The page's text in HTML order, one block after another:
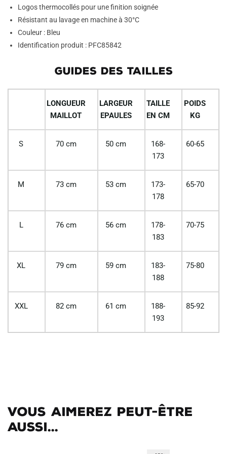
Logos thermocollés pour une finition soignée
Résistant au lavage en machine à 30°C
Couleur : Bleu
Identification produit : PFC85842
GUIDES DES TAILLES
LONGUEUR
MAILLOT
LARGEUR
EPAULES
TAILLE
EN CM
POIDS
KG
S 70 cm 50 cm
168-
173
60-65
M 73 cm 53 cm
173-
178
65-70
L 76 cm 56 cm
178-
183
70-75
XL 79 cm 59 cm
183-
188
75-80
XXL 82 cm 61 cm
188-
193
85-92
Vous aimerez peut-être
aussi...